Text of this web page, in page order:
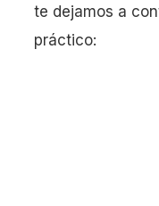
te dejamos a
práctico: